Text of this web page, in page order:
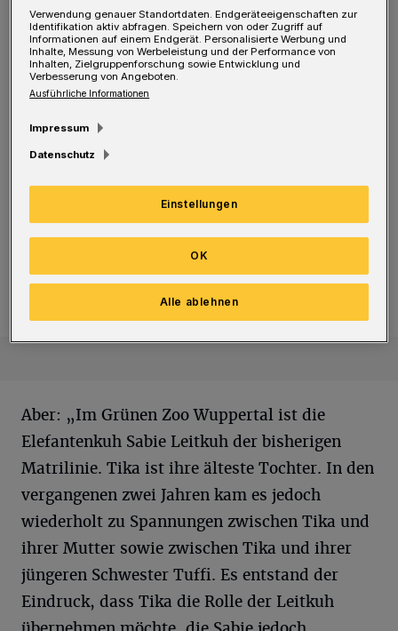
Leitkuh, ihren weiblichen Nachkommen und
Jungtieren. Während junge Bullen mit Eintritt
der Geschlechtsreife die Herde verlassen,
bleiben weibliche Tiere in der Regel ein Leben
lang zusammen. Grundsätzlich wird in der
Haltung Afrikanischer Elefanten angestrebt,
zusammenzuhalten.“
Viele Infos zu den leuchtend blauen Hyazinth-Aras
Viele Infos zu den leuchtend blauen
Hyazinth-Aras
Aber: „Im Grünen Zoo Wuppertal ist die
Elefantenkuh Sabie Leitkuh der bisherigen
Matrilinie. Tika ist ihre älteste Tochter. In den
vergangenen zwei Jahren kam es jedoch
wiederholt zu Spannungen zwischen Tika und
ihrer Mutter sowie zwischen Tika und ihrer
jüngeren Schwester Tuffi. Es entstand der
Eindruck, dass Tika die Rolle der Leitkuh
Verwendung genauer Standortdaten. Endgeräteeigenschaften zur
Identifikation aktiv abfragen. Speichern von oder Zugriff auf
Informationen auf einem Endgerät. Personalisierte Werbung und
Inhalte, Messung von Werbeleistung und der Performance von
Inhalten, Zielgruppenforschung sowie Entwicklung und
Verbesserung von Angeboten.
Ausführliche Informationen
Impressum
Datenschutz
Einstellungen
Alle ablehnen
OK